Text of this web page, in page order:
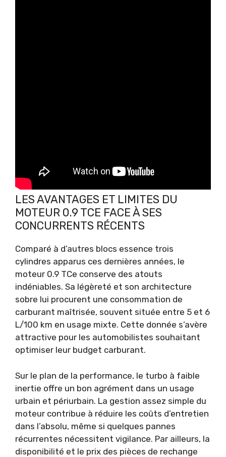
LES AVANTAGES ET LIMITES DU
MOTEUR 0.9 TCE FACE À SES
CONCURRENTS RÉCENTS
Comparé à d’autres blocs essence trois
cylindres apparus ces dernières années, le
moteur 0.9 TCe conserve des atouts
indéniables. Sa légèreté et son architecture
sobre lui procurent une consommation de
carburant maîtrisée, souvent située entre 5 et 6
L/100 km en usage mixte. Cette donnée s’avère
attractive pour les automobilistes souhaitant
optimiser leur budget carburant.
Sur le plan de la performance, le turbo à faible
inertie offre un bon agrément dans un usage
urbain et périurbain. La gestion assez simple du
moteur contribue à réduire les coûts d’entretien
dans l’absolu, même si quelques pannes
récurrentes nécessitent vigilance. Par ailleurs, la
disponibilité et le prix des pièces de rechange